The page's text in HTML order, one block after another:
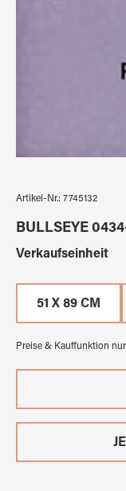
Artikel-Nr.: 7745132
BULLSEYE
Verkaufseinheit
51 X 89 CM
Preise & Kauffunktion